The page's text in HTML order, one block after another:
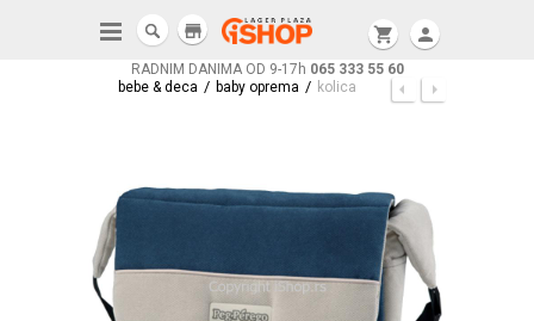
RADNIM DANIMA OD 9-17h 065 333 55 60
shopping_cart person
store
bebe & deca / baby oprema / kolica